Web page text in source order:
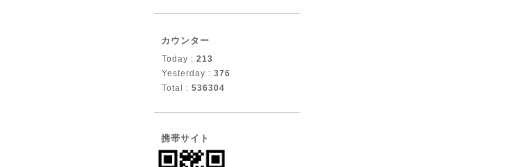
カウンター
Today : 213
Yesterday : 376
Total : 536304
携帯サイト